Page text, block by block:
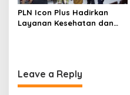
PLN Icon Plus Hadirkan
Layanan Kesehatan dan
Leave a Reply